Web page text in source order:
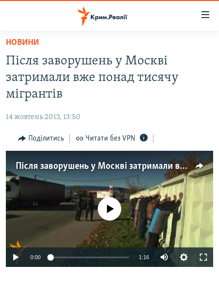
Перейти
основного
матеріалу
Перейти
до
основної
Перейти
до
пошуку
ВІДЕО ТА ФОТО
БЛОГИ
ПОГЛЯД
ВСЕ ЗА ДЕНЬ
СПЕЦПРОЕКТИ
ДЕПОРТАЦІЯ
ВІДЕОУРОКИ «ELIFBE»
СВІДЧЕННЯ ОКУПАЦІЇ
УКРАЇНСЬКА ПРОБЛЕМА КРИМУ
ЯК ОБІЙТИ БЛОКУВАННЯ
Qırımtatar
НОВИНИ
Після заворушень у Москві
затримали вже понад тисячу
мігрантів
14 жовтень 2013, 13:50
Поділитись Читати без VPN
Після заворушень у Москві затримали вже понад тисячу мігрантів
No media source currently available
0:00 1:16